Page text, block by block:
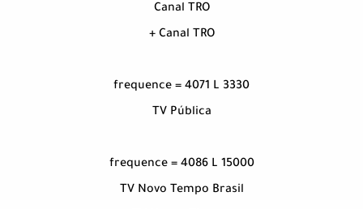
Canal TRO
Canal TRO +
frequence = 4071 L 3330
TV Pública
frequence = 4086 L 15000
TV Novo Tempo Brasil